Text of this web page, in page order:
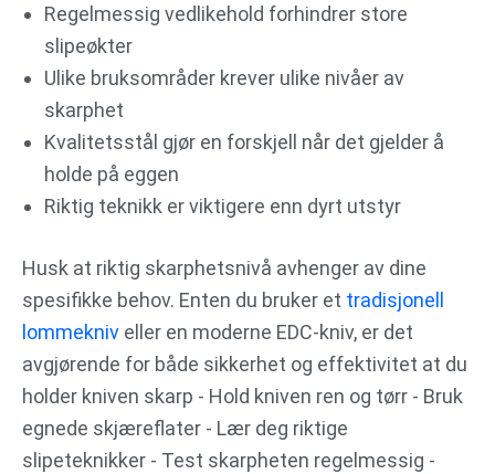
Regelmessig vedlikehold forhindrer store
slipeøkter
Ulike bruksområder krever ulike nivåer av
skarphet
Kvalitetsstål gjør en forskjell når det gjelder å
holde på eggen
Riktig teknikk er viktigere enn dyrt utstyr
Husk at riktig skarphetsnivå avhenger av dine
spesifikke behov. Enten du bruker et tradisjonell
lommekniv eller en moderne EDC-kniv, er det
avgjørende for både sikkerhet og effektivitet at du
holder kniven skarp - Hold kniven ren og tørr - Bruk
egnede skjæreflater - Lær deg riktige
slipeteknikker - Test skarpheten regelmessig -